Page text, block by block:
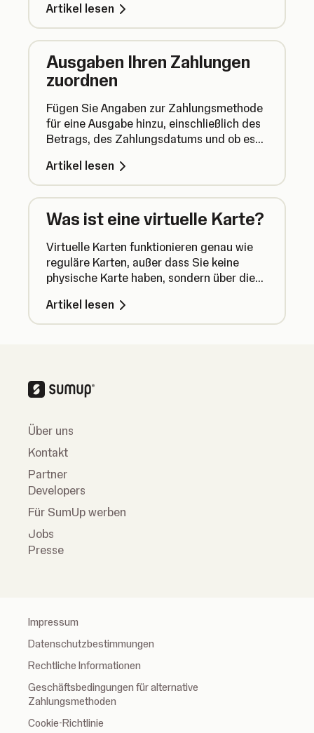
Zahlungen werden automatisch
hinzugefügt.
Artikel lesen
Ausgaben Ihren Zahlungen
zuordnen
Fügen Sie Angaben zur Zahlungsmethode
für eine Ausgabe hinzu, einschließlich des
Betrags, des Zahlungsdatums und ob es
Artikel lesen
Was ist eine virtuelle Karte?
Virtuelle Karten funktionieren genau wie
reguläre Karten, außer dass Sie keine
physische Karte haben, sondern über die
diese verwenden können.
Artikel lesen
Über uns
Kontakt
Partner
Developers
Für SumUp werben
Jobs
Presse
Impressum
Datenschutzbestimmungen
Rechtliche Informationen
Geschäftsbedingungen für alternative
Zahlungsmethoden
Cookie-Richtlinie